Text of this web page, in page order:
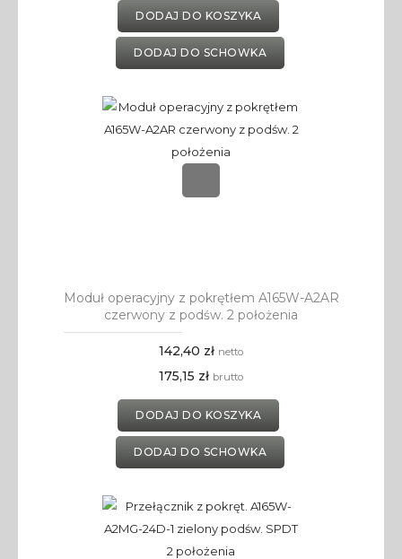
DODAJ DO KOSZYKA
DODAJ DO SCHOWKA
Moduł operacyjny z pokrętłem A165W-A2AR
czerwony z podśw. 2 położenia
142,40 zł netto
175,15 zł brutto
DODAJ DO KOSZYKA
DODAJ DO SCHOWKA